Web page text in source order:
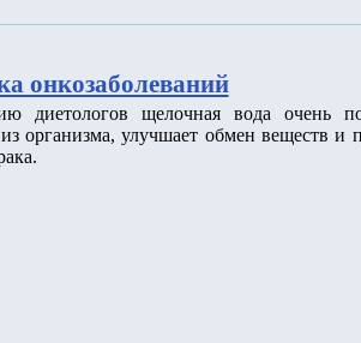
онкозаболеваний
диетологов щелочная вода очень
организма, улучшает обмен веществ и